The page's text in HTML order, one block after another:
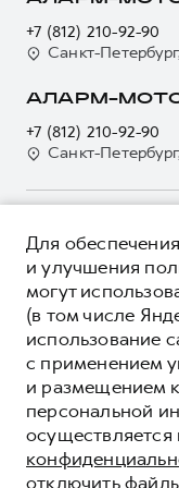
Для малого
Система
Автомобильные
Коллекция CITY
Коллекция Базовая
Коллекция Детская
Электронный ПТС
GWM Безопасность
Мобильное
Программа
Подписки
Автомобильные
Коллекция CITY
Коллекция Базовая
Коллекция Детская
Наша команда
Контакты
+7 (812) 210-92-90
Санкт-
АЛАРМ-
+7 (812) 210-92-90
Санкт-
ЦЕНЫ И ВЫГОДЫ
ЮРИДИЧЕСКАЯ
Вся представленная
автомобилей и
информационный
Все цены, указанные
характер и являются
розничными ценами
Волл Мотор Рус»).
****На некоторых
система /
(блок ЭРА-ГЛОНАСС).
*5 лет поддержки
дополнительной
Показать все
© 2026 ООО
Для
и улучшения
могут
(в том числе
использование
с применением
и размещением
персональной
осуществляется
отключить